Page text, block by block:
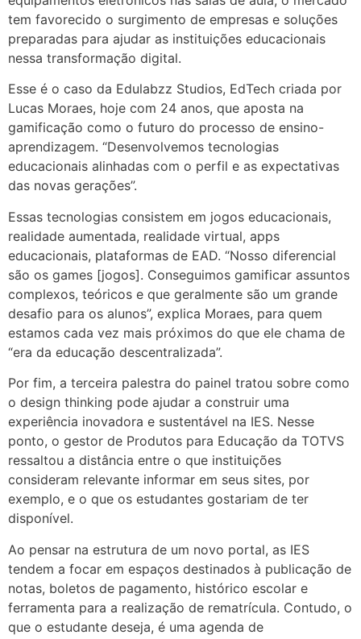
tem favorecido o surgimento de empresas e soluções
preparadas para ajudar as instituições educacionais
nessa transformação digital.
Esse é o caso da Edulabzz Studios, EdTech criada por
Lucas Moraes, hoje com 24 anos, que aposta na
gamificação como o futuro do processo de ensino-
aprendizagem. “Desenvolvemos tecnologias
educacionais alinhadas com o perfil e as expectativas
das novas gerações”.
Essas tecnologias consistem em jogos educacionais,
realidade aumentada, realidade virtual, apps
educacionais, plataformas de EAD. “Nosso diferencial
são os games [jogos]. Conseguimos gamificar assuntos
complexos, teóricos e que geralmente são um grande
desafio para os alunos”, explica Moraes, para quem
estamos cada vez mais próximos do que ele chama de
“era da educação descentralizada”.
Por fim, a terceira palestra do painel tratou sobre como
o design thinking pode ajudar a construir uma
experiência inovadora e sustentável na IES. Nesse
ponto, o gestor de Produtos para Educação da TOTVS
ressaltou a distância entre o que instituições
consideram relevante informar em seus sites, por
exemplo, e o que os estudantes gostariam de ter
disponível.
Ao pensar na estrutura de um novo portal, as IES
tendem a focar em espaços destinados à publicação de
notas, boletos de pagamento, histórico escolar e
ferramenta para a realização de rematrícula. Contudo, o
que o estudante deseja, é uma agenda de